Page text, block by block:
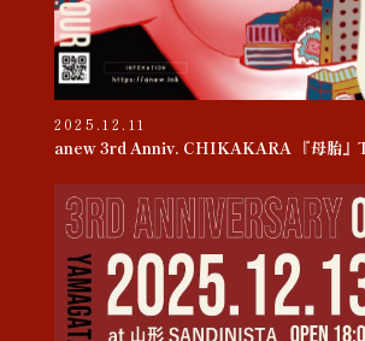
2025.12.11
anew 3rd Anniv. CHIKAKARA 『母胎』